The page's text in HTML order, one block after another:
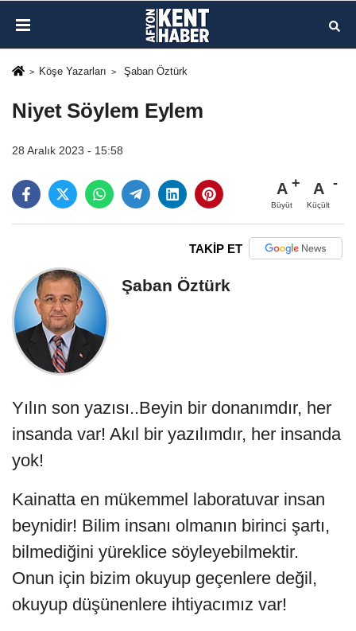
Köşe Yazarları Şaban Öztürk
Niyet Söylem Eylem
28 Aralık 2023 - 15:58
A
Büyüt
A
Küçült
TAKİP ET
Şaban Öztürk
Yılın son yazısı..Beyin bir donanımdır, her
insanda var! Akıl bir yazılımdır, her insanda
yok!
Kainatta en mükemmel laboratuvar insan
beynidir! Bilim insanı olmanın birinci şartı,
bilmediğini yüreklice söyleyebilmektir.
Onun için bizim okuyup geçenlere değil,
okuyup düşünenlere ihtiyacımız var!